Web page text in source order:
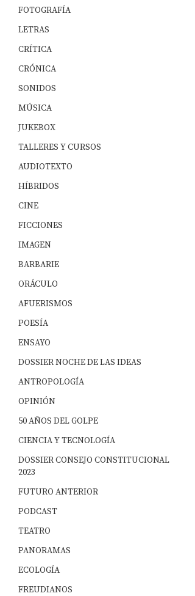
FOTOGRAFÍA
LETRAS
CRÍTICA
CRÓNICA
SONIDOS
MÚSICA
JUKEBOX
TALLERES Y CURSOS
AUDIOTEXTO
HÍBRIDOS
CINE
FICCIONES
IMAGEN
BARBARIE
ORÁCULO
AFUERISMOS
POESÍA
ENSAYO
DOSSIER NOCHE DE LAS IDEAS
ANTROPOLOGÍA
OPINIÓN
50 AÑOS DEL GOLPE
CIENCIA Y TECNOLOGÍA
DOSSIER CONSEJO CONSTITUCIONAL
2023
FUTURO ANTERIOR
PODCAST
TEATRO
PANORAMAS
ECOLOGÍA
FREUDIANOS